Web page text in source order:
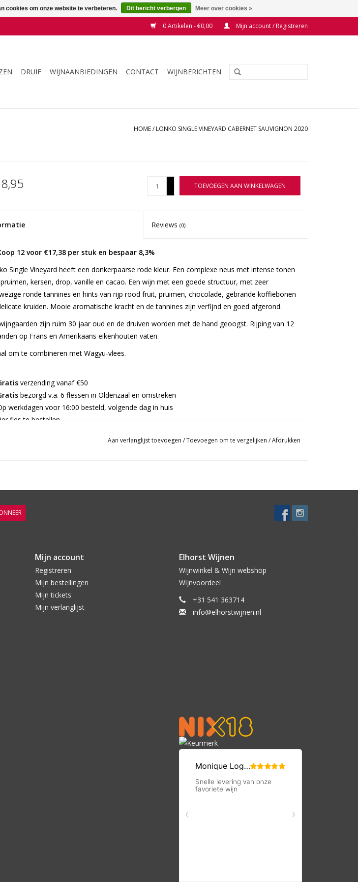
0 Artikelen - €0,00 Mijn account / Registreren
DRUIF WIJNAANBIEDINGEN CONTACT WIJNBERICHTEN
HOME/ LONKO SINGLE VINEYARD CABERNET SAUVIGNON 2020
TOEVOEGEN AAN WINKELWAGEN
Reviews(0)
12 voor €17,38 per stuk en bespaar 8,3%
Single Vineyard heeft een donkerpaarse rode kleur. Een complexe neus met intense tonen
kersen, drop, vanille en cacao. Een wijn met een goede structuur, met zeer
ronde tannines en hints van rijp rood fruit, pruimen, chocolade, gebrande koffiebonen
kruiden. Mooie aromatische kracht en de tannines zijn verfijnd en goed afgerond.
zijn ruim 30 jaar oud en de druiven worden met de hand geoogst. Rijping van 12
op Frans en Amerikaans eikenhouten vaten.
om te combineren met Wagyu-vlees.
verzending vanaf €50
bezorgd v.a. 6 flessen in Oldenzaal en omstreken
werkdagen voor 16:00 besteld, volgende dag in huis
fles te bestellen
Aan verlanglijst toevoegen /Toevoegen om te vergelijken /Afdrukken
Mijn account
Registreren
Mijn bestellingen
Mijn tickets
Mijn verlanglijst
Elhorst Wijnen
Wijnwinkel & Wijn webshop
Wijnvoordeel
+31 541 363714
info@elhorstwijnen.nl
cookies om onze website te verbeteren. Dit bericht verbergen Meer over cookies »